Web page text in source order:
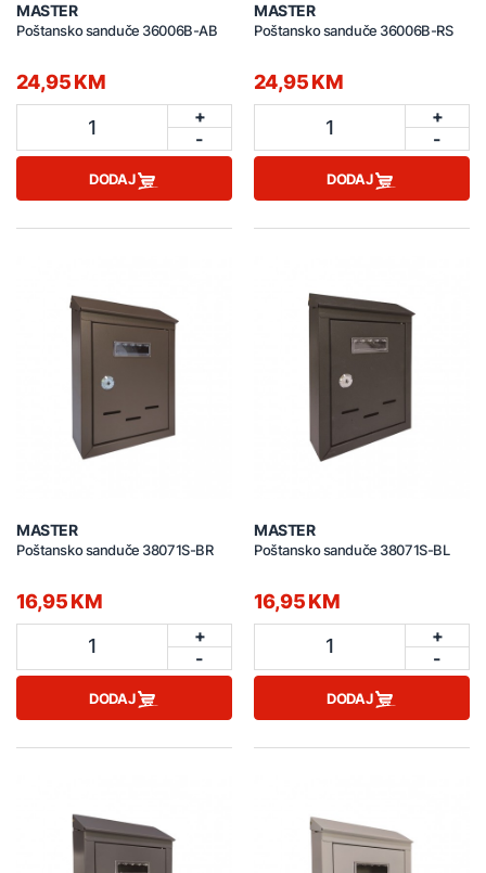
MASTER
Poštansko sanduče 36006B-AB
24,95 KM
1
+
-
DODAJ
MASTER
Poštansko sanduče 36006B-RS
24,95 KM
1
+
-
DODAJ
MASTER
Poštansko sanduče 38071S-BR
16,95 KM
1
+
-
DODAJ
MASTER
Poštansko sanduče 38071S-BL
16,95 KM
1
+
-
DODAJ